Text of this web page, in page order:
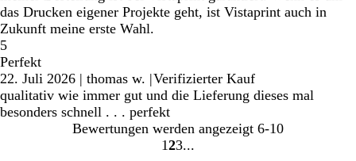
das Drucken eigener Projekte geht, ist Vistaprint auch in
Zukunft meine erste Wahl.
5
Perfekt
22. Juli 2026 | thomas w. |Verifizierter Kauf
qualitativ wie immer gut und die Lieferung dieses mal
besonders schnell . . . perfekt
Bewertungen werden angezeigt 6-10
Gehe
1 Gehe
2Gehe
3